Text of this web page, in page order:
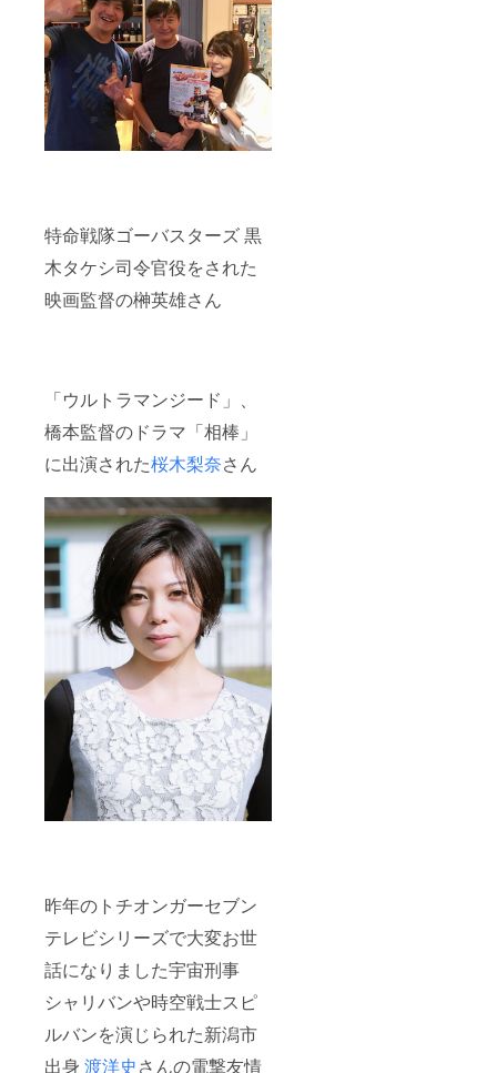
特命戦隊ゴーバスターズ 黒
木タケシ司令官役をされた
映画監督の榊英雄さん
「ウルトラマンジード」、
橋本監督のドラマ「相棒」
に出演された桜木梨奈さん
昨年のトチオンガーセブン
テレビシリーズで大変お世
話になりました宇宙刑事
シャリバンや時空戦士スピ
ルバンを演じられた新潟市
出身 渡洋史さんの電撃友情